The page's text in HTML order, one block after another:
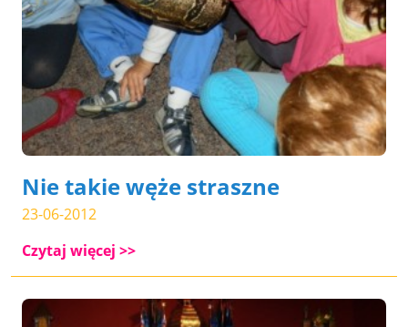
Nie takie węże straszne
23-06-2012
Czytaj więcej